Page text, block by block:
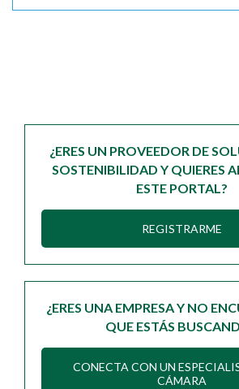
¿ERES UN PROVEEDOR DE
SOSTENIBILIDAD Y QUIERES
ESTE PORTAL?
REGISTRARME
¿ERES UNA EMPRESA Y NO
QUE ESTÁS
CONECTA CON UN
CÁMARA